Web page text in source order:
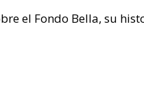
el Fondo Bella, su